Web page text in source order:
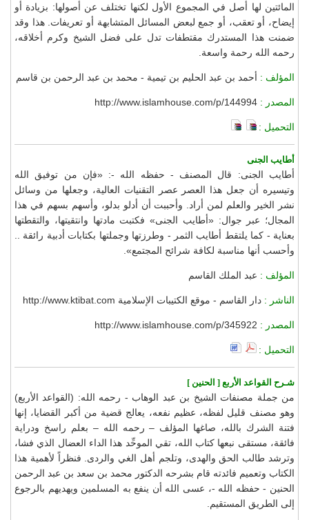
المائتين لها أصل في المجموع الأول لكنها تختلف عن أصولها: بزيادة أو
إيضاح، أو تعقب، أو جمع لبعض المسائل المتشابهة أو تعريفات. هذا وقد
ضمنت هذا المستدرك مقتطفات تدل على فضل الشيخ وكرم أخلاقه،
رحمه الله رحمة واسعة.
المؤلف : أحمد بن عبد الحليم بن تيمية - محمد بن عبد الرحمن بن قاسم
المصدر : http://www.islamhouse.com/p/144994
التحميل :
أطايب الجنى
أطايب الجنى: قال المصنف - حفظه الله -: «فإن من توفيق الله
وتيسيره أن جعل هذا العصر عصر التقنيات العالية، وجعلها من وسائل
نشر الخير والعلم لمن أراد. وأحببت أن أدلو بدلو، وأسهم بسهم في هذا
المجال؛ عبر جوال: «أطايب الجنى» فكتبت مادتها وانتقيتها، والتقطتها
بعناية - كما يلتقط أطايب الثمر - وطرزتها وجملتها بكتابات أدبية رائقة ..
وأحسب أنها مناسبة لكافة شرائح المجتمع».
المؤلف : عبد الملك القاسم
الناشر : دار القاسم - موقع الكتيبات الإسلامية http://www.ktibat.com
المصدر : http://www.islamhouse.com/p/345922
التحميل :
شـرح القواعد الأربع [ الحنين ]
من جملة مصنفات الشيخ بن عبد الوهاب - رحمه الله: (القواعد الأربع)
وهو مصنف قليل لفظه، عظيم نفعه، يعالج قضية من أكبر القضايا، إنها
فتنة الشرك بالله، صاغها المؤلف – رحمه الله – بعلم راسخ ودراية
فائقة، مستقى نبعها كتاب الله، تقي الموحِّد هذا الداء العضال الذي فشا،
وترشد طالب الحق والهدى، وتلجم أهل الغي والردى. فنظراً لأهمية هذا
الكتاب وتعميم فائدته قام بشرحه الدكتور محمد بن سعد بن عبد الرحمن
الحنين - حفظه الله -، عسى الله أن ينفع به المسلمين ويهديهم بالرجوع
إلى الطريق المستقيم.